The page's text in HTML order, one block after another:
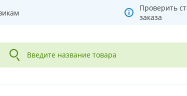
Проверить
заказа